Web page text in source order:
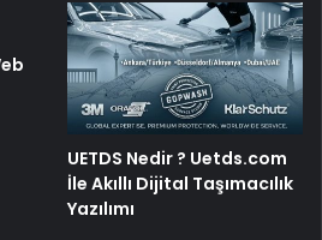
UETDS Nedir ? Uetds.com
İle Akıllı Dijital Taşımacılık
Yazılımı